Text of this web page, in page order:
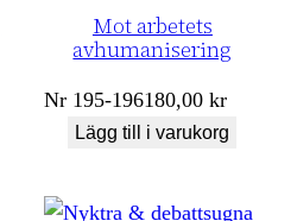
Mot arbetets
avhumanisering
Nr 195-196180,00kr
Lägg till i varukorg